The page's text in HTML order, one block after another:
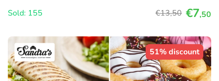
Sold: 155
€13,50 €7,50
51% discount